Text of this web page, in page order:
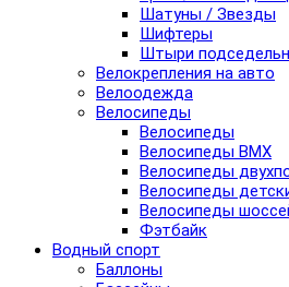
Шатуны / Звезды
Шифтеры
Штыри
Велокрепления на авто
Велоодежда
Велосипеды
Велосипеды
Велосипеды BMX
Велосипеды
Велосипеды
Велосипеды
Фэтбайк
Водный спорт
Баллоны